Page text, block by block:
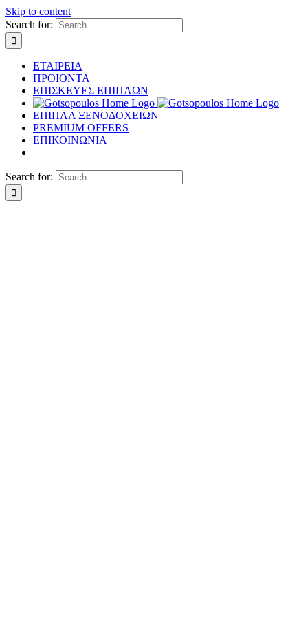
Skip to content
Search for:
ΕΤΑΙΡΕΙΑ
ΠΡΟΙΟΝΤΑ
ΕΠΙΣΚΕΥΕΣ ΕΠΙΠΛΩΝ
ΕΠΙΠΛΑ ΞΕΝΟΔΟΧΕΙΩΝ
PREMIUM OFFERS
ΕΠΙΚΟΙΝΩΝΙΑ
Search for: